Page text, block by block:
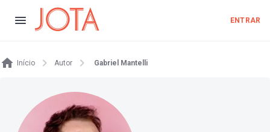
ENTRAR
Início Autor Gabriel Mantelli